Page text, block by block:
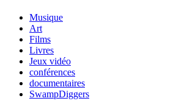
Musique
Art
Films
Livres
Jeux vidéo
conférences
documentaires
SwampDiggers